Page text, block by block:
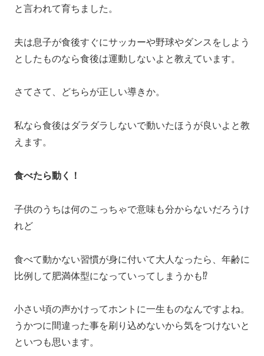
と言われて育ちました。
夫は息子が食後すぐにサッカーや野球やダンスをしよう
としたものなら食後は運動しないよと教えています。
さてさて、どちらが正しい導きか。
私なら食後はダラダラしないで動いたほうが良いよと教
えます。
食べたら動く！
子供のうちは何のこっちゃで意味も分からないだろうけ
れど
食べて動かない習慣が身に付いて大人なったら、年齢に
比例して肥満体型になっていってしまうかも⁉️
小さい頃の声かけってホントに一生ものなんですよね。
うかつに間違った事を刷り込めないから気をつけないと
といつも思います。